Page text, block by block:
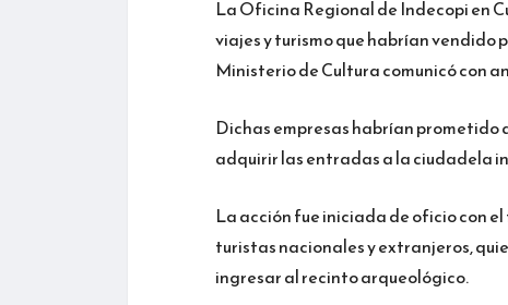
La Oficina Regional de Indecopi en
viajes y turismo que habrían vendido
Ministerio de Cultura comunicó con
Dichas empresas habrían prometido
adquirir las entradas a la ciudadela
La acción fue iniciada de oficio con
turistas nacionales y extranjeros,
ingresar al recinto arqueológico.